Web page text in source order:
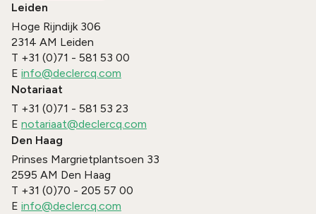
Leiden
Hoge Rijndijk 306
2314 AM Leiden
T +31 (0)71 - 581 53 00
E info@declercq.com
Notariaat
T +31 (0)71 - 581 53 23
E notariaat@declercq.com
Den Haag
Prinses Margrietplantsoen 33
2595 AM Den Haag
T +31 (0)70 - 205 57 00
E info@declercq.com